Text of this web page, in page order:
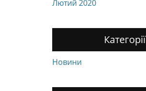
Лютий 2020
Категорії
Новини